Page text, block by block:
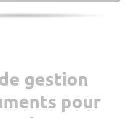
gestion
pour